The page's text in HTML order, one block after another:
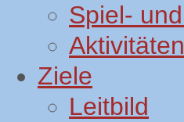
Spiel-
Aktivitäten
Ziele
Leitbild